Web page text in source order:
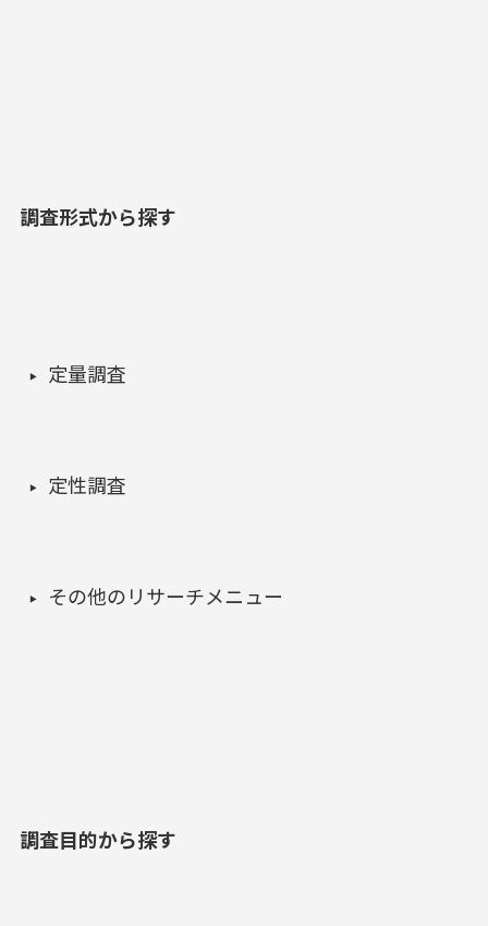
調査形式から探す
定量調査
定性調査
その他のリサーチメニュー
調査目的から探す